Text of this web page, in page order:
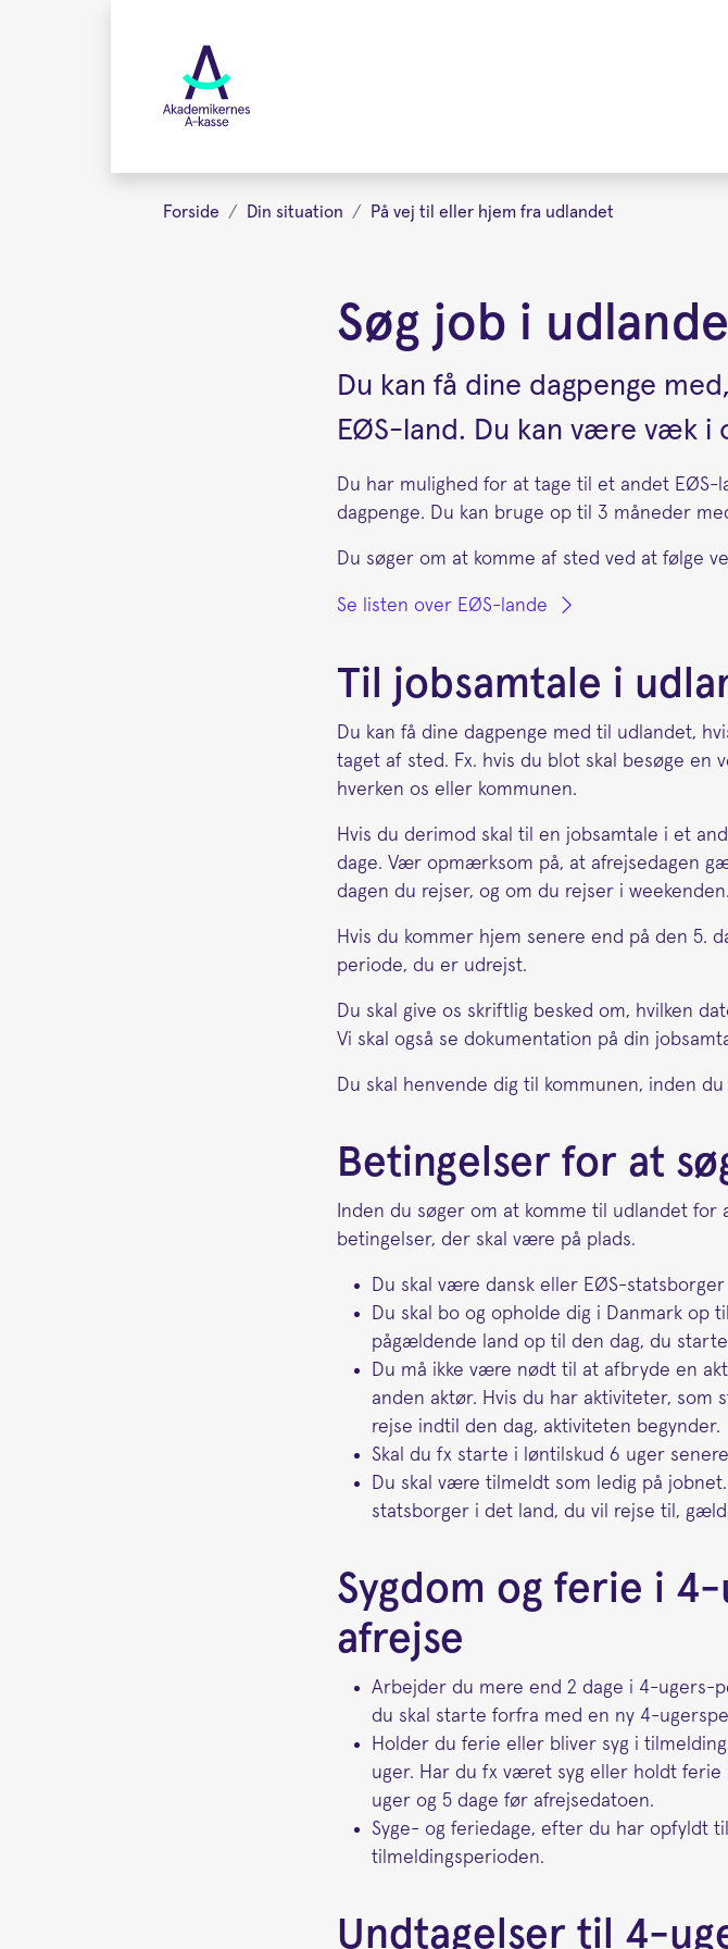
Forside Din situation På vej til eller hjem fra udlandet
Søg job i
Du kan få dine dagpenge
EØS-land. Du kan være væk i
Du har mulighed for at tage til et andet EØS-
dagpenge. Du kan bruge op til 3 måneder
Du søger om at komme af sted ved at følge
Se listen over EØS-lande
Til jobsamtale i
Du kan få dine dagpenge med til udlandet,
taget af sted. Fx. hvis du blot skal besøge
hverken os eller kommunen.
Hvis du derimod skal til en jobsamtale i et
dage. Vær opmærksom på, at afrejsedagen
dagen du rejser, og om du rejser i weekenden.
Hvis du kommer hjem senere end på den 5.
periode, du er udrejst.
Du skal give os skriftlig besked om, hvilken
Vi skal også se dokumentation på din
Du skal henvende dig til kommunen, inden
Betingelser for at
Inden du søger om at komme til udlandet
betingelser, der skal være på plads.
Du skal være dansk eller EØS-statsborger
Du skal bo og opholde dig i Danmark op
pågældende land op til den dag, du
Du må ikke være nødt til at afbryde en
anden aktør. Hvis du har aktiviteter,
rejse indtil den dag, aktiviteten begynder.
Skal du fx starte i løntilskud 6 uger
Du skal være tilmeldt som ledig på
statsborger i det land, du vil rejse til,
Sygdom og ferie i
afrejse
Arbejder du mere end 2 dage i 4-ugers-
du skal starte forfra med en ny 4-
Holder du ferie eller bliver syg i
uger. Har du fx været syg eller holdt
uger og 5 dage før afrejsedatoen.
Syge- og feriedage, efter du har opfyldt
tilmeldingsperioden.
Undtagelser til 4-